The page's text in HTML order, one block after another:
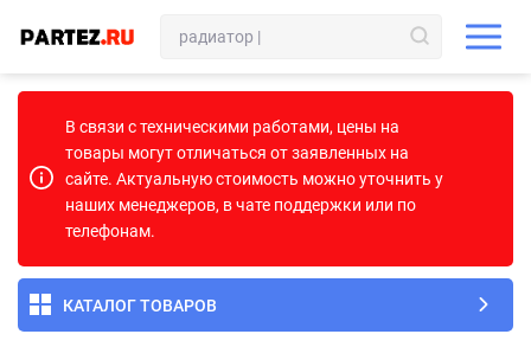
В связи с техническими работами, цены на
товары могут отличаться от заявленных на
сайте. Актуальную стоимость можно уточнить у
наших менеджеров, в чате поддержки или по
телефонам.
КАТАЛОГ ТОВАРОВ